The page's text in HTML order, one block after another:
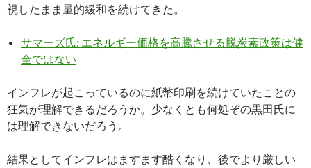
視したまま量的緩和を続けてきた。
サマーズ氏: エネルギー価格を高騰させる脱炭素政策は健
全ではない
インフレが起こっているのに紙幣印刷を続けていたことの
狂気が理解できるだろうか。少なくとも何処ぞの黒田氏に
は理解できないだろう。
結果としてインフレはますます酷くなり、後でより厳しい